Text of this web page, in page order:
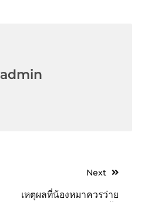
admin
Next
เหตุผลที่น้องหมาควรว่าย